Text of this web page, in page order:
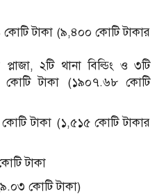
টাকা (৯,৪০০ কোটি টাকার
২টি থানা বিল্ডিং ও ৩টি
কোটি টাকা (১৯০৭.৬৮ কোটি
টাকা (১,৫১৫ কোটি টাকার
টাকা
কোটি টাকা)